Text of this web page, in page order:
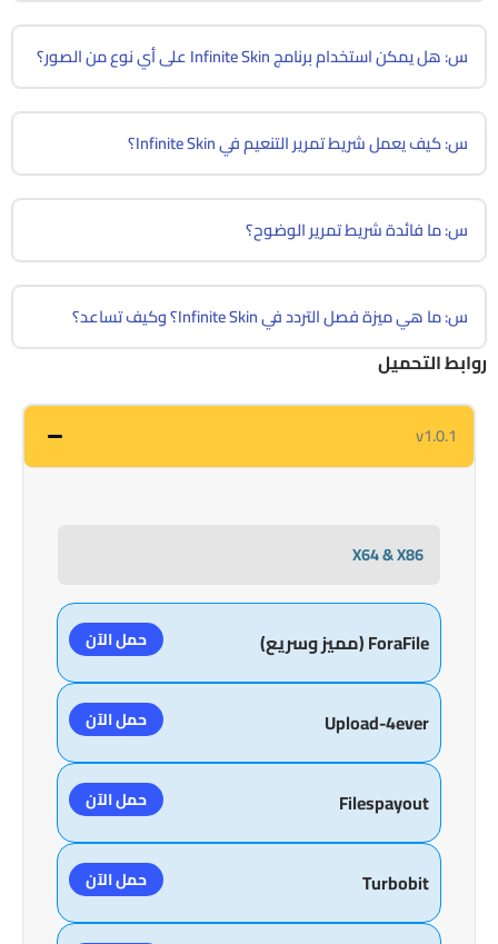
س: هل يمكن استخدام برنامج Infinite Skin على أي نوع من الصور؟
س: كيف يعمل شريط تمرير التنعيم في Infinite Skin؟
س: ما فائدة شريط تمرير الوضوح؟
س: ما هي ميزة فصل التردد في Infinite Skin؟ وكيف تساعد؟
روابط التحميل
v1.0.1
X64 & X86
ForaFile (مميز وسريع) حمل الآن
Upload-4ever حمل الآن
Filespayout حمل الآن
Turbobit حمل الآن